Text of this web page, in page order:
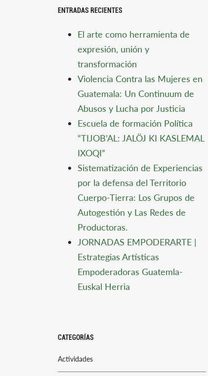
ENTRADAS RECIENTES
El arte como herramienta de
expresión, unión y
transformación
Violencia Contra las Mujeres en
Guatemala: Un Continuum de
Abusos y Lucha por Justicia
Escuela de formación Política
“TIJOB’AL: JALÖJ KI KASLEMAL
IXOQI”
Sistematización de Experiencias
por la defensa del Territorio
Cuerpo-Tierra: Los Grupos de
Autogestión y Las Redes de
Productoras.
JORNADAS EMPODERARTE |
Estrategias Artísticas
Empoderadoras Guatemla-
Euskal Herria
CATEGORÍAS
Actividades